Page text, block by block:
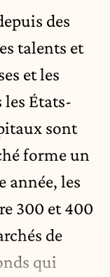
des
talents et
et les
États-
sont
forme un
année, les
300 et 400
de
qui